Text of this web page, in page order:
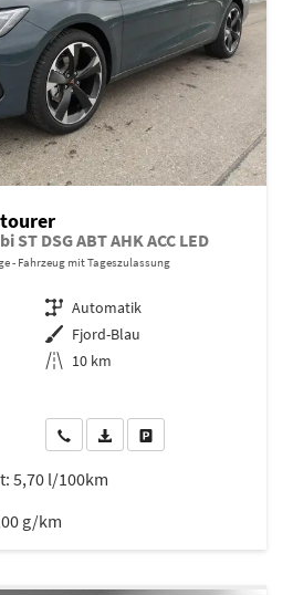
ST DSG ABT AHK ACC LED
Fahrzeug mit Tageszulassung
Getriebe Automatik
Außenfarbe Fjord-Blau
Kilometerstand 10 km
Wir rufen Sie anFahrzeugexposé (PDF)
5,70 l/100km
g/km